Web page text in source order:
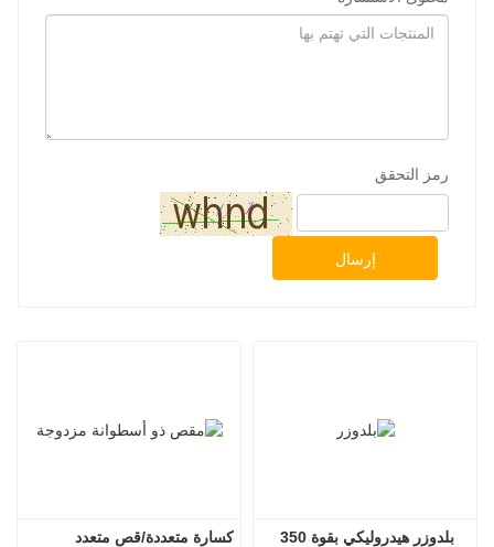
رمز التحقق
إرسال
كسارة متعددة/قص متعدد